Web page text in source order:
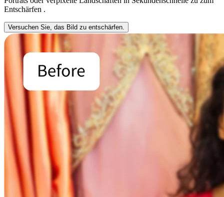
Entschärfen .
Versuchen Sie, das Bild zu entschärfen.